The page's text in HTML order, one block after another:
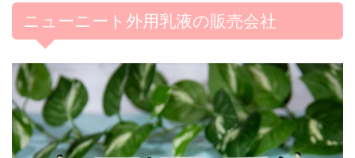
ニューニート外用乳液の販売会社